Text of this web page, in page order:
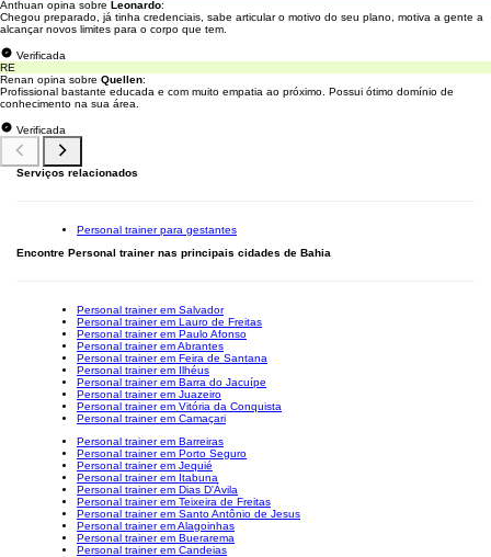
Anthuan opina sobre Leonardo:
Chegou preparado, já tinha credenciais, sabe articular o motivo do seu plano, motiva a gente a
alcançar novos limites para o corpo que tem.
Verificada
RE
Renan opina sobre Quellen:
Profissional bastante educada e com muito empatia ao próximo. Possui ótimo domínio de
conhecimento na sua área.
Verificada
Serviços relacionados
Personal trainer para gestantes
Encontre Personal trainer nas principais cidades de Bahia
Personal trainer em Salvador
Personal trainer em Lauro de Freitas
Personal trainer em Paulo Afonso
Personal trainer em Abrantes
Personal trainer em Feira de Santana
Personal trainer em Ilhéus
Personal trainer em Barra do Jacuípe
Personal trainer em Juazeiro
Personal trainer em Vitória da Conquista
Personal trainer em Camaçari
Personal trainer em Barreiras
Personal trainer em Porto Seguro
Personal trainer em Jequié
Personal trainer em Itabuna
Personal trainer em Dias D'Ávila
Personal trainer em Teixeira de Freitas
Personal trainer em Santo Antônio de Jesus
Personal trainer em Alagoinhas
Personal trainer em Buerarema
Personal trainer em Candeias